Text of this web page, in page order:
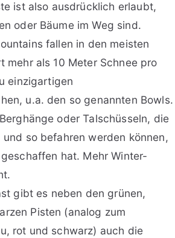
ist also ausdrücklich erlaubt,
oder Bäume im Weg sind.
fallen in den meisten
mehr als 10 Meter Schnee pro
einzigartigen
u.a. den so genannten Bowls.
oder Talschüsseln, die
so befahren werden können,
hat. Mehr Winter-
gibt es neben den grünen,
Pisten (analog zum
rot und schwarz) auch die